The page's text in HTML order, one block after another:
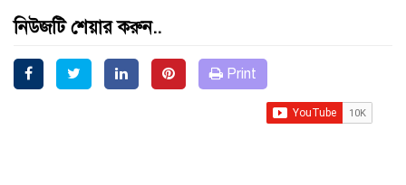
নিউজটি শেয়ার করুন..
Print